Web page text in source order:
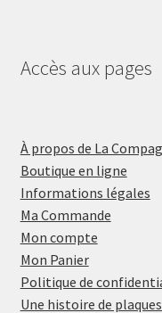
Accès aux pages
À propos de La
Boutique en ligne
Informations légales
Ma Commande
Mon compte
Mon Panier
Politique de
Une histoire de